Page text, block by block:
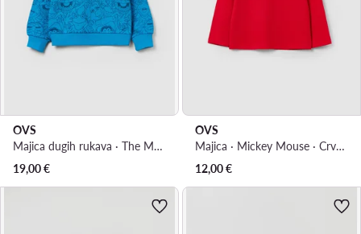
OVS
Majica dugih rukava · The Muppets · Plava
19,00€
OVS
Majica · Mickey Mouse · Crvena
12,00€